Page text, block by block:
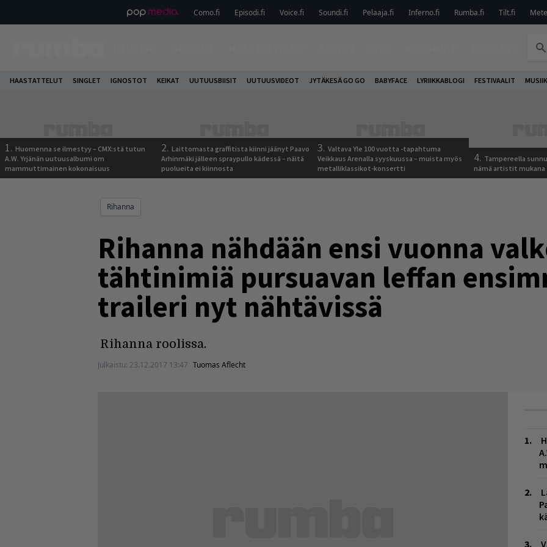
Como.fi Episodi.fi Voice.fi Soundi.fi Pelaaja.fi Inferno.fi Rumba.fi Tilt.fi
HAASTATTELUT SINGLET IGNOSTOT KEIKAT UUTUUSBIISIT UUTUUSVIDEOT JYTÄKESÄ GO GO BABYFACE LYRIIKKABLOGI FESTIVAALIT
1. Huomenna se ilmestyy – CMX:stä tutun
A.W. Yrjänän uutuusalbumi om
mammuttimainen kokonaisuus
2. Laittomasta graffitista kiinni jäänyt Paavo
Arhinmäki jälleen spraypullo kädessä – näitä
puolueita ei kiinnosta
3. Valtava Yle 100 vuotta -tapahtuma
Veikkaus Arenalla syyskuussa – muista myös
metalliklassikot-konsertti
4. Tampereella
nämä artistit mukana
Rihanna
Rihanna nähdään ensi vuonna
tähtinimiä pursuavan leffan
traileri nyt nähtävissä
Rihanna roolissa.
Julkaistu: 23.12.2017 13:47 Tuomas Aflecht